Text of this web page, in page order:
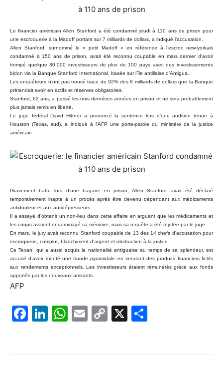
Le financier américain Allen Stanford a été condamné jeudi à 110 ans de prison pour
une escroquerie à la Madoff portant sur 7 milliards de dollars, a indiqué l’accusation.
Allen Stanford, surnommé le « petit Madoff » en référence à l’escroc new-yorkais
condamné à 150 ans de prison, avait été reconnu coupable en mars dernier d’avoir
trompé quelque 30.000 investisseurs de plus de 100 pays avec des investissements
bidon via la Banque Stanford International, basée sur l’île antillaise d’Antigua.
Les enquêteurs n’ont pas trouvé trace de 92% des 8 milliards de dollars que la Banque
prétendait avoir en actifs et réserves obligatoires.
Stanford, 62 ans, a passé les trois dernières années en prison et ne sera probablement
plus jamais remis en liberté.
Le juge fédéral David Hittner a prononcé la sentence lors d’une audition tenue à
Houston (Texas, sud), a indiqué à l’AFP une porte-parole du ministère de la justice
américain.
Gravement battu lors d’une bagarre en prison, Allen Stanford avait été déclaré
temporairement inapte à un procès après être devenu dépendant aux médicaments
antidouleur et aux antidépresseurs.
Il a essayé d’obtenir un non-lieu dans cette affaire en arguant que les médicaments et
les coups avaient endommagé sa mémoire, mais sa requête a été rejetée par le juge.
En mars, le jury avait reconnu Stanford coupable de 13 des 14 chefs d’accusation pour
escroquerie, complot, blanchiment d’argent et obstruction à la justice.
Ce Texan, qui a aussi acquis la nationalité antiguaise au temps de sa splendeur, est
accusé d’avoir monté une fraude pyramidale en vendant des produits financiers fictifs
aux rendements exceptionnels. Les investisseurs étaient rémunérés grâce aux fonds
apportés par les nouveaux arrivants.
AFP
F
Li W E
C
X